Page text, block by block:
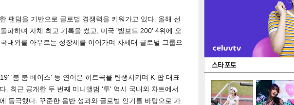
팬덤을 기반으로 글로벌 경쟁력을 키워가고 있다. 올해 선
파하며 자체 최고 기록을 썼고, 미국 '빌보드 200' 4위에 오
내외를 아우르는 성장세를 이어가며 차세대 글로벌 그룹으
'붐 붐 베이스' 등 연이은 히트곡을 탄생시키며 K-팝 대표
. 최근 공개한 두 번째 미니앨범 '투' 역시 국내외 차트에서
등극했다. 꾸준한 음반 성과와 글로벌 인기를 바탕으로 가